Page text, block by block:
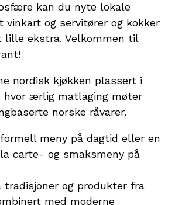
kan du nyte lokale
vinkart og servitører og kokker
lille ekstra. Velkommen til
nordisk kjøkken plassert i
hvor ærlig matlaging møter
norske råvarer.
meny på dagtid eller en
carte- og smaksmeny på
tradisjoner og produkter fra
med moderne